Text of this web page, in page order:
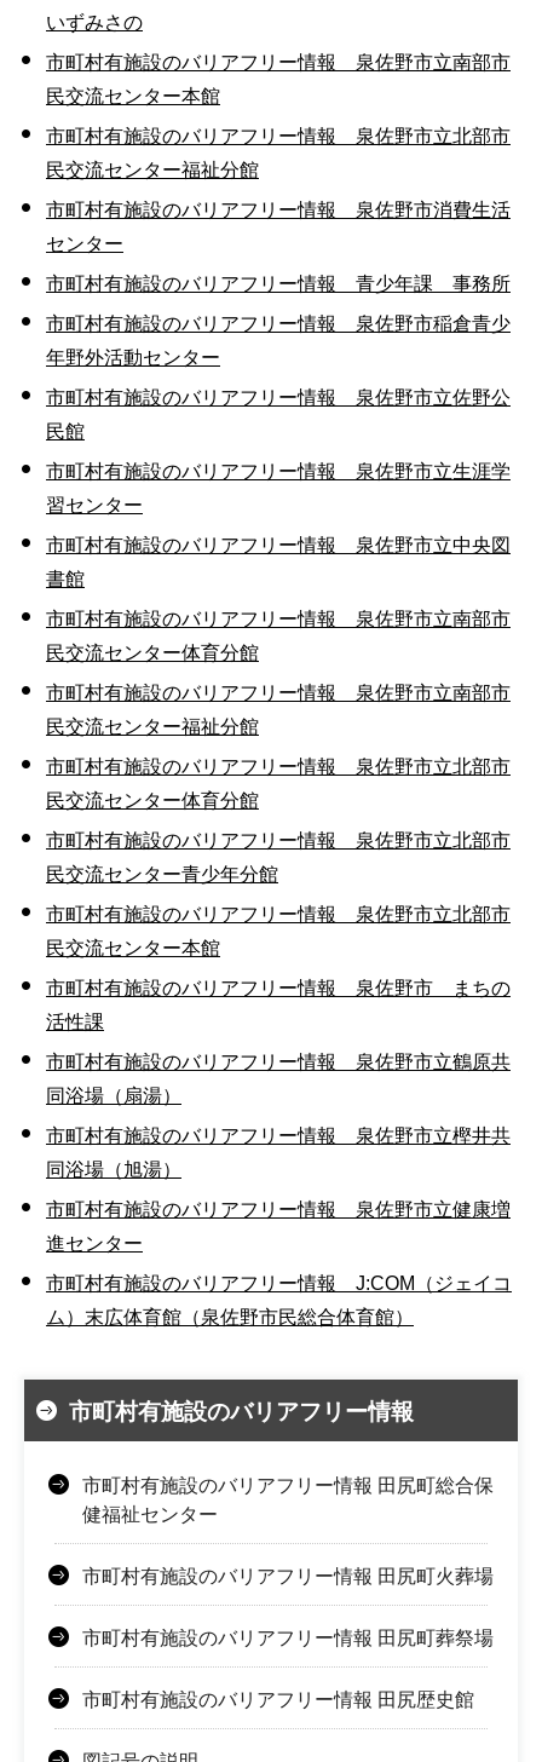
いずみさの
市町村有施設のバリアフリー情報 泉佐野市立南部市
民交流センター本館
市町村有施設のバリアフリー情報 泉佐野市立北部市
民交流センター福祉分館
市町村有施設のバリアフリー情報 泉佐野市消費生活
センター
市町村有施設のバリアフリー情報 青少年課 事務所
市町村有施設のバリアフリー情報 泉佐野市稲倉青少
年野外活動センター
市町村有施設のバリアフリー情報 泉佐野市立佐野公
民館
市町村有施設のバリアフリー情報 泉佐野市立生涯学
習センター
市町村有施設のバリアフリー情報 泉佐野市立中央図
書館
市町村有施設のバリアフリー情報 泉佐野市立南部市
民交流センター体育分館
市町村有施設のバリアフリー情報 泉佐野市立南部市
民交流センター福祉分館
市町村有施設のバリアフリー情報 泉佐野市立北部市
民交流センター体育分館
市町村有施設のバリアフリー情報 泉佐野市立北部市
民交流センター青少年分館
市町村有施設のバリアフリー情報 泉佐野市立北部市
民交流センター本館
市町村有施設のバリアフリー情報 泉佐野市 まちの
活性課
市町村有施設のバリアフリー情報 泉佐野市立鶴原共
同浴場（扇湯）
市町村有施設のバリアフリー情報 泉佐野市立樫井共
同浴場（旭湯）
市町村有施設のバリアフリー情報 泉佐野市立健康増
進センター
市町村有施設のバリアフリー情報 J:COM（ジェイコ
ム）末広体育館（泉佐野市民総合体育館）
市町村有施設のバリアフリー情報
市町村有施設のバリアフリー情報 田尻町総合保
健福祉センター
市町村有施設のバリアフリー情報 田尻町火葬場
市町村有施設のバリアフリー情報 田尻町葬祭場
市町村有施設のバリアフリー情報 田尻歴史館